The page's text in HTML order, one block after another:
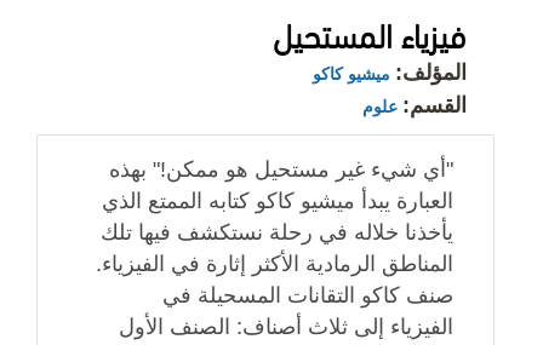
فيزياء المستحيل
المؤلف: ميشيو كاكو
القسم: علوم
"أي شيء غير مستحيل هو ممكن!" بهذه
العبارة يبدأ ميشيو كاكو كتابه الممتع الذي
يأخذنا خلاله في رحلة نستكشف فيها تلك
المناطق الرمادية الأكثر إثارة في الفيزياء.
صنف كاكو التقانات المسحيلة في
الفيزياء إلى ثلاث أصناف: الصنف الأول